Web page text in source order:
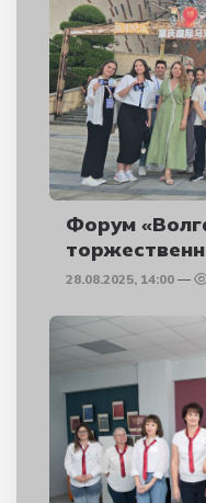
Форум
28.08.2025, 14:00